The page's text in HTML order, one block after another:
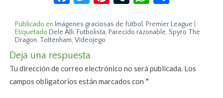
Publicado en Imágenes graciosas de fútbol, Premier League
Etiquetado Dele Alli, Futbolista, Parecido razonable, Spyro The
Dragon, Tottenham,Videojego
Deja una respuesta
Tu dirección de correo electrónico no será publicada. Los
campos obligatorios están marcados con*